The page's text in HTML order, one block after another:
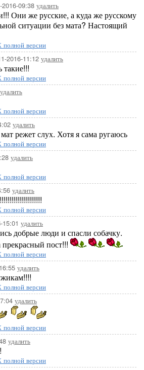
2016-09:38 удалить
Они же русские, а куда же русскому
ситуации без мата? Настоящий
полной версии
2016-11:12 удалить
такие!!!
полной версии
удалить
полной версии
удалить
режет слух. Хотя я сама ругаюсь
полной версии
удалить
полной версии
удалить
полной версии
15:01 удалить
добрые люди и спасли собачку.
пост!!!
полной версии
удалить
полной версии
удалить
полной версии
удалить
полной версии